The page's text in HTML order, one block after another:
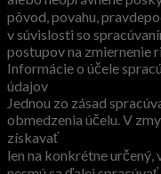
pôvod, povahu,
v súvislosti so
postupov na zmiernenie
Informácie o účele
údajov
Jednou zo zásad
obmedzenia účelu. V
získavať
len na konkrétne určený,